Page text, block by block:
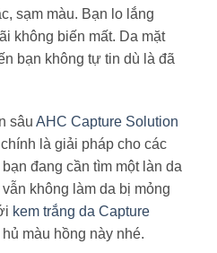
sạm màu. Bạn lo lắng
không biến mất. Da mặt
bạn không tự tin dù là đã
sâu AHC Capture Solution
là giải pháp cho các
đang cần tìm một làn da
không làm da bị mỏng
kem trắng da Capture
màu hồng này nhé.